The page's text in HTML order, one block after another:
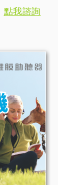
點我諮詢